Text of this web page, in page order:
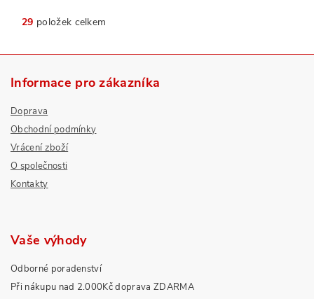
29 položek celkem
Informace pro zákazníka
Doprava
Obchodní podmínky
Vrácení zboží
O společnosti
Kontakty
Vaše výhody
Odborné poradenství
Při nákupu nad 2.000Kč doprava ZDARMA